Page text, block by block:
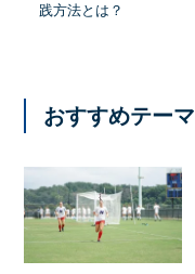
践方法とは？
おすすめテーマ